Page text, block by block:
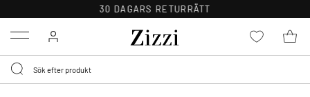
BYT GRATIS INOM 30 DAGAR
Menu